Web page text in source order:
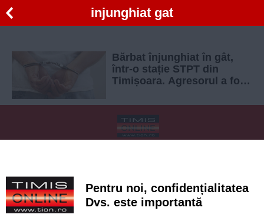
injunghiat gat
Bărbat înjunghiat în gât,
într-o stație STPT din
Timișoara. Agresorul a fost
Politica de confidentialitate
Regulament postare și moderare comentarii
Pentru noi, confidențialitatea
Dvs. este importantă